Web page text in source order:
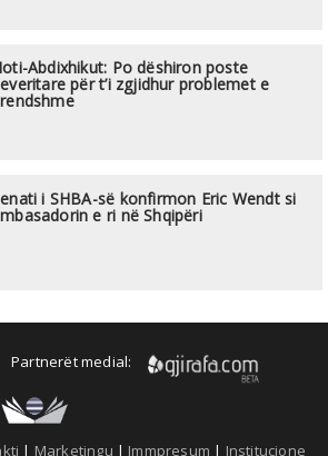
Abdixhikut: Po dëshiron poste
për t’i zgjidhur problemet e
i SHBA-së konfirmon Eric Wendt si
e ri në Shqipëri
Partnerët medial:
| Marketingu | Immpresum | Institucione